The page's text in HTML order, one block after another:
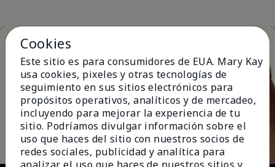
Play
Cookies
Este sitio es para consumidores de EUA. Mary Kay
usa cookies, pixeles y otras tecnologías de
seguimiento en sus sitios electrónicos para
propósitos operativos, analíticos y de mercadeo,
incluyendo para mejorar la experiencia de tu
sitio. Podríamos divulgar información sobre el
uso que haces del sitio con nuestros socios de
redes sociales, publicidad y analítica para